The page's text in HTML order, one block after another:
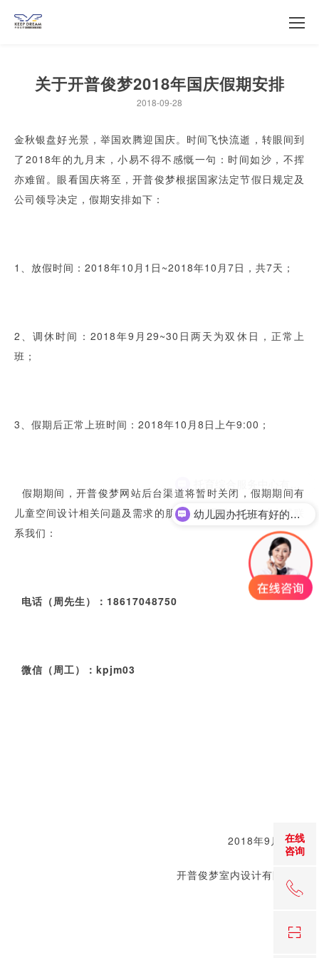
在线
咨询
关于开普俊梦2018年国庆假期安排
2018-09-28
金秋银盘好光景，举国欢腾迎国庆。时间飞快流逝，转眼间到
了2018年的九月末，小易不得不感慨一句：时间如沙，不挥
亦难留。眼看国庆将至，开普俊梦根据国家法定节假日规定及
公司领导决定，假期安排如下：
1、放假时间：2018年10月1日~2018年10月7日，共7天；
2、调休时间：2018年9月29~30日两天为双休日，正常上
班；
3、假期后正常上班时间：2018年10月8日上午9:00；
假期期间，开普俊梦网站后台渠道将暂时关闭，假期期间有
儿童空间设计相关问题及需求的朋友，可通过一下两种方式联
系我们：
电话（周先生）：18617048750
微信（周工）：kpjm03
2018年9月27日
开普俊梦室内设计有限公司